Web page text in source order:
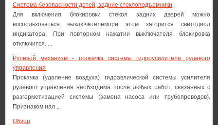
Система безопасности детей, задние стеклоподъемники
Для включения блокировки стекол задних дверей можно
воспользоваться выключателемпри этом загорится светодиод
индикатора. При повторном нажатии выключателя блокировка
отключится. ...
Рулевой механизм - прокачка системы гидроусилителя рулевого
управления
Прокачка (удаление воздуха) гидравлической системы усилителя
рулевого управления необходима после любых работ, связанных с
разгерметизацией системы (замена насоса или трубопроводов).
Признаком нал ...
Обзор